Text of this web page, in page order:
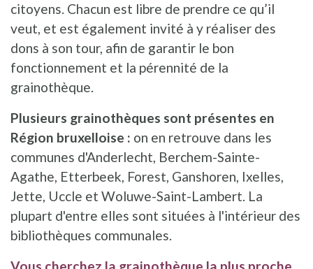
citoyens. Chacun est libre de prendre ce qu’il
veut, et est également invité à y réaliser des
dons à son tour, afin de garantir le bon
fonctionnement et la pérennité de la
grainothèque.
Plusieurs grainothèques sont présentes en
Région bruxelloise : on en retrouve dans les
communes d'Anderlecht, Berchem-Sainte-
Agathe, Etterbeek, Forest, Ganshoren, Ixelles,
Jette, Uccle et Woluwe-Saint-Lambert. La
plupart d'entre elles sont situées à l'intérieur des
bibliothèques communales.